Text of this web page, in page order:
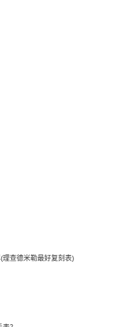
理查德米勒最好复刻表)